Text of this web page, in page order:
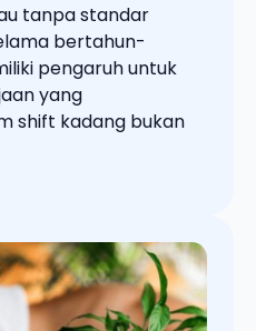
tanpa standar
bertahun-
pengaruh untuk
yang
shift kadang bukan